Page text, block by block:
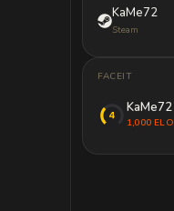
KaMe72
Steam
FACEIT
KaMe72
1,000 ELO